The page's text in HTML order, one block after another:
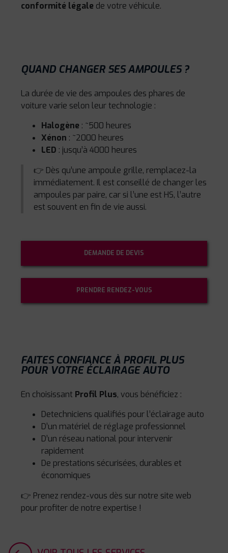
conformité légale de votre véhicule.
QUAND CHANGER SES AMPOULES ?
La durée de vie des ampoules des phares de
voiture varie selon leur technologie :
Halogène : ~500 heures
Xénon : ~2000 heures
LED : jusqu’à 4000 heures
👉 Dès qu’une ampoule grille, remplacez-la
immédiatement. Il est conseillé de changer les
ampoules par paire, car si l’une est HS, l’autre
est souvent en fin de vie aussi.
DEMANDE DE DEVIS
PRENDRE RENDEZ-VOUS
FAITES CONFIANCE À PROFIL PLUS
POUR VOTRE ÉCLAIRAGE AUTO
En choisissant Profil Plus, vous bénéficiez :
Detechniciens qualifiés pour l’éclairage auto
D’un matériel de réglage professionnel
D’un réseau national pour intervenir
rapidement
De prestations sécurisées, durables et
économiques
👉 Prenez rendez-vous dès sur notre site web
pour profiter de notre expertise !